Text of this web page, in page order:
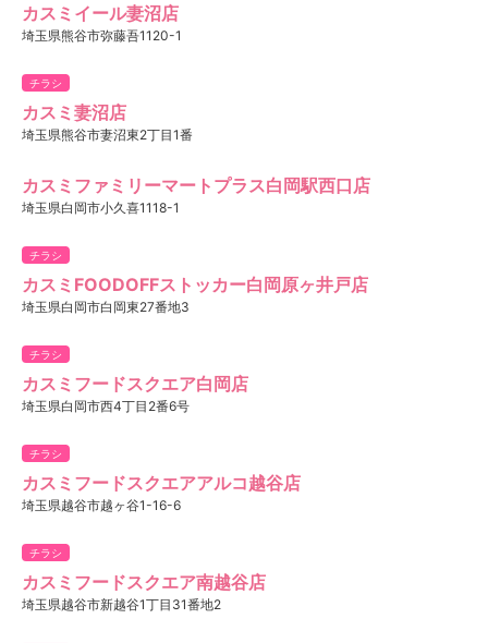
カスミイール妻沼店
埼玉県熊谷市弥藤吾1120-1
チラシ
カスミ妻沼店
埼玉県熊谷市妻沼東2丁目1番
カスミファミリーマートプラス白岡駅西口店
埼玉県白岡市小久喜1118-1
チラシ
カスミFOODOFFストッカー白岡原ヶ井戸店
埼玉県白岡市白岡東27番地3
チラシ
カスミフードスクエア白岡店
埼玉県白岡市西4丁目2番6号
チラシ
カスミフードスクエアアルコ越谷店
埼玉県越谷市越ヶ谷1-16-6
チラシ
カスミフードスクエア南越谷店
埼玉県越谷市新越谷1丁目31番地2